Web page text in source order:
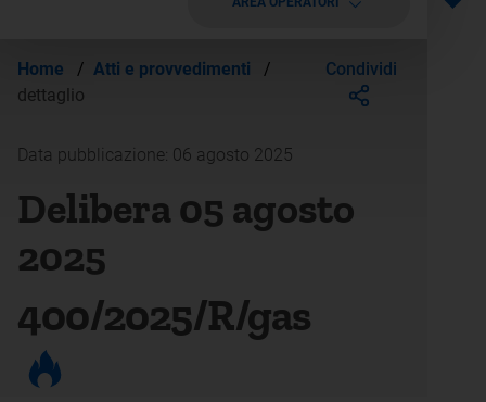
Home / Atti e provvedimenti
/
dettaglio
Condividi
Data pubblicazione: 06 agosto 2025
Delibera 05 agosto
2025
400/2025/R/gas